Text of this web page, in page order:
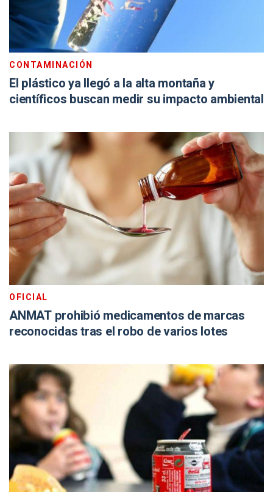
CONTAMINACIÓN
El plástico ya llegó a la alta montaña y
científicos buscan medir su impacto ambiental
OFICIAL
ANMAT prohibió medicamentos de marcas
reconocidas tras el robo de varios lotes